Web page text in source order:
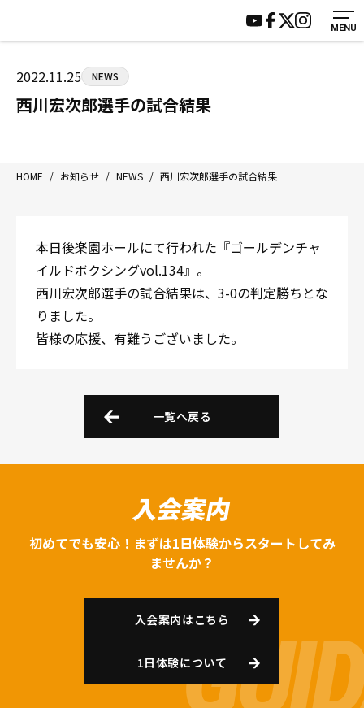
MENU
八王子中屋ボクシングジム
〒192-0072 東京都八王子市南町3-8 第2原嶋ビル1F
Tel/Fax：042-622-7222
営業時間：月〜土 14:00〜22:00 / 日・祝 14:00〜19:00
HOME
ジムについて
トレーニング
入会案内
施設紹介
サポーター募集
2022.11.25 NEWS
西川宏次郎選手の試合結果
HOME / お知らせ / NEWS / 西川宏次郎選手の試合結果
本日後楽園ホールにて行われた『ゴールデンチャ
イルドボクシングvol.134』。
西川宏次郎選手の試合結果は、3-0の判定勝ちとな
りました。
皆様の応援、有難うございました。
一覧へ戻る
入会案内
初めてでも安心！まずは1日体験からスタートしてみ
ませんか？
入会案内はこちら
1日体験について